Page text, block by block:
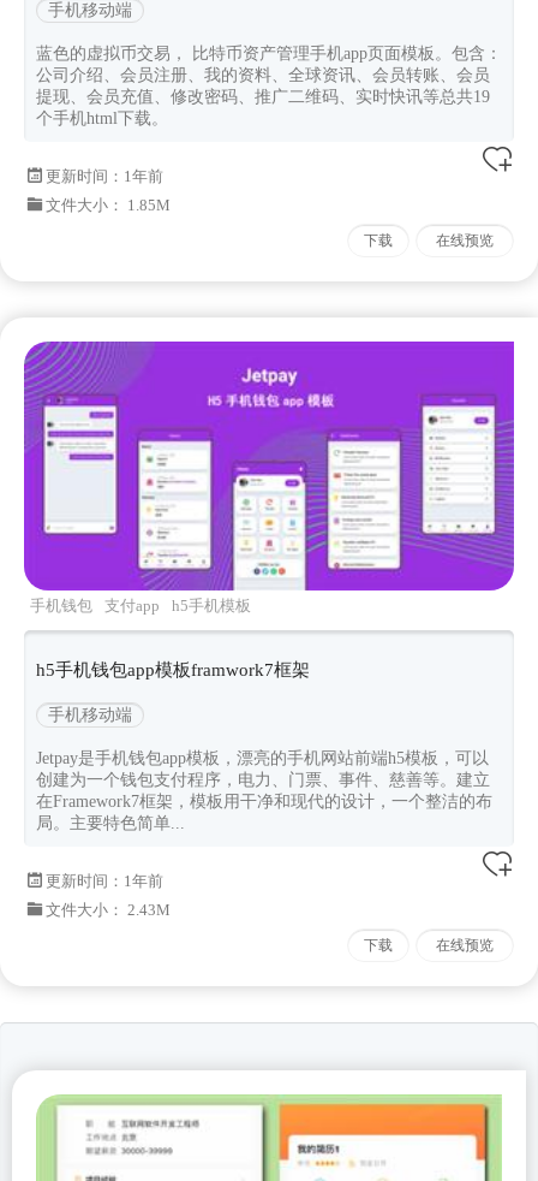
手机移动端
蓝色的虚拟币交易， 比特币资产管理手机app页面模板。包含：
公司介绍、会员注册、我的资料、全球资讯、会员转账、会员
提现、会员充值、修改密码、推广二维码、实时快讯等总共19
个手机html下载。
更新时间： 1年前
文件大小： 1.85M
下载 在线预览
手机钱包 支付app
h5手机模板
h5手机钱包app模板framwork7框架
手机移动端
Jetpay是手机钱包app模板，漂亮的手机网站前端h5模板，可以
创建为一个钱包支付程序，电力、门票、事件、慈善等。建立
在Framework7框架，模板用干净和现代的设计，一个整洁的布
局。主要特色简单...
更新时间： 1年前
文件大小： 2.43M
下载 在线预览